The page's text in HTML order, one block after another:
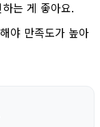
는 게 좋아요.
야 만족도가 높아